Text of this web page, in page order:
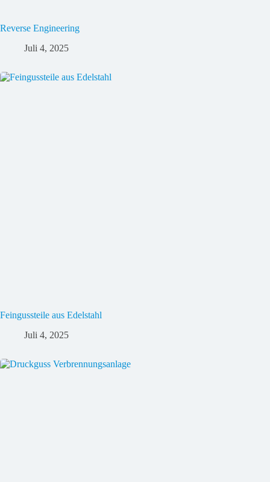
Reverse Engineering
Juli 4, 2025
Fein­guss­teile aus Edel­stahl
Juli 4, 2025